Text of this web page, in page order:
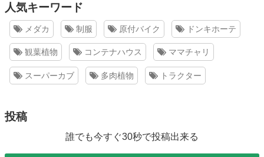
人気キーワード
メダカ 制服 原付バイク ドンキホーテ
観葉植物 コンテナハウス ママチャリ
スーパーカブ 多肉植物 トラクター
投稿
誰でも今すぐ30秒で投稿出来る